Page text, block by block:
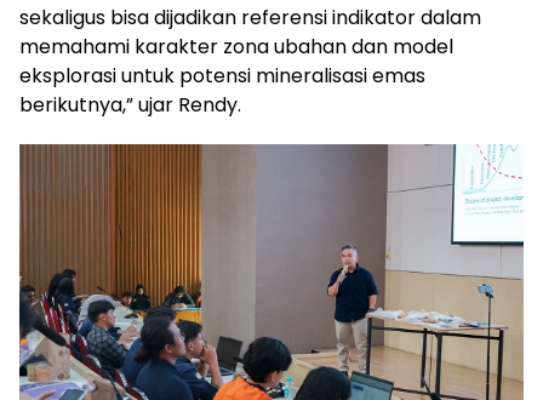
sekaligus bisa dijadikan referensi indikator dalam
memahami karakter zona ubahan dan model
eksplorasi untuk potensi mineralisasi emas
berikutnya,” ujar Rendy.